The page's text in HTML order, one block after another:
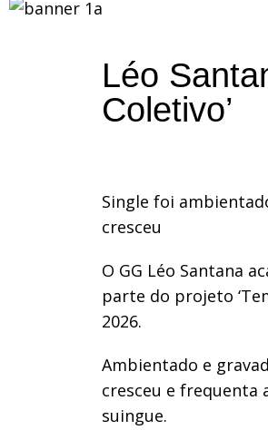
Léo
Coletivo’
Single foi
cresceu
O GG Léo Santana
parte do projeto
2026.
Ambientado e
cresceu e frequenta
suingue.